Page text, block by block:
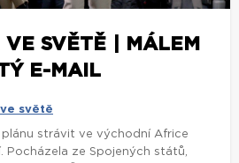
SVĚTĚ | MÁLEM
E-MAIL
světě
plánu strávit ve východní Africe
ze Spojených států,